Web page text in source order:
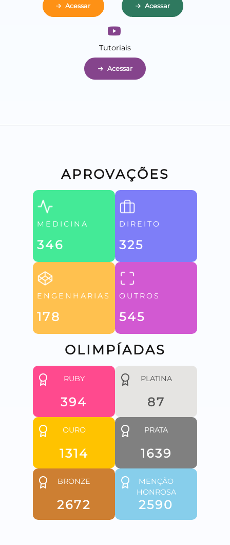
Acessar Acessar
Tutoriais
Acessar
APROVAÇÕES
MEDICINA
346
DIREITO
325
ENGENHARIAS
178
OUTROS
545
OLIMPÍADAS
RUBY
394
PLATINA
87
OURO
1314
PRATA
1639
BRONZE
2672
MENÇÃO
HONROSA
2590